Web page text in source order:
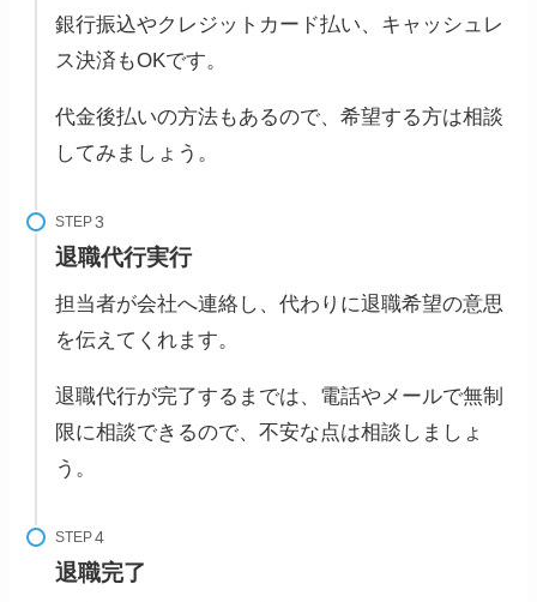
銀行振込やクレジットカード払い、キャッシュレ
ス決済もOKです。
代金後払いの方法もあるので、希望する方は相談
してみましょう。
STEP
退職代行実行
担当者が会社へ連絡し、代わりに退職希望の意思
を伝えてくれます。
退職代行が完了するまでは、電話やメールで無制
限に相談できるので、不安な点は相談しましょ
う。
STEP
退職完了